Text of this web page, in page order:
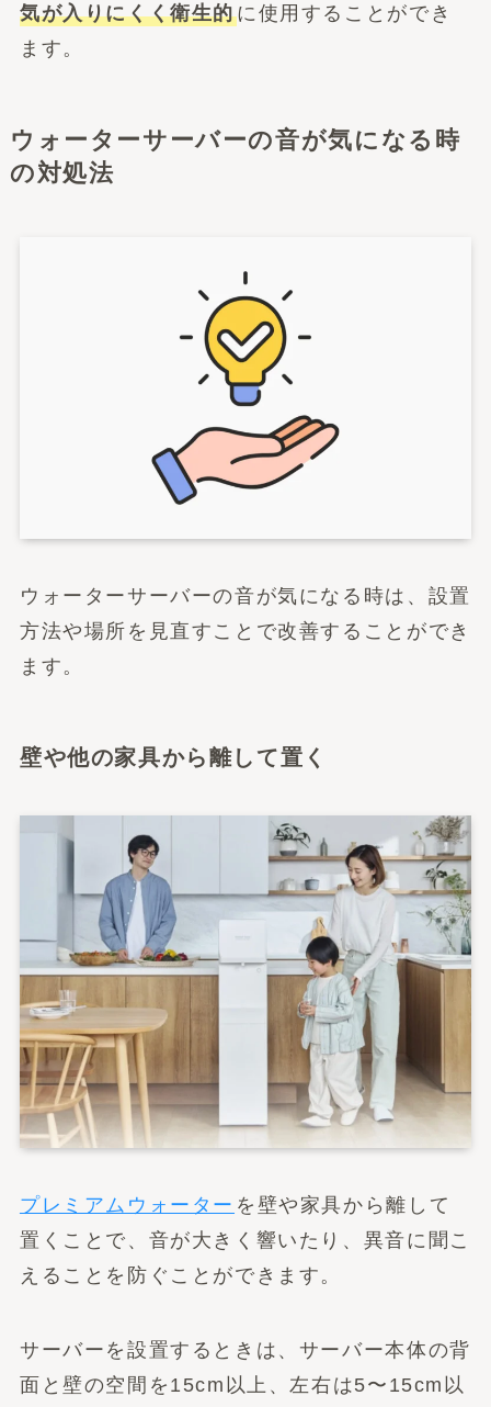
気が入りにくく衛生的に使用することができ
ます。
ウォーターサーバーの音が気になる時
の対処法
ウォーターサーバーの音が気になる時は、設置
方法や場所を見直すことで改善することができ
ます。
壁や他の家具から離して置く
プレミアムウォーター を壁や家具から離して
置くことで、音が大きく響いたり、異音に聞こ
えることを防ぐことができます。
サーバーを設置するときは、サーバー本体の背
面と壁の空間を15cm以上、左右は5〜15cm以